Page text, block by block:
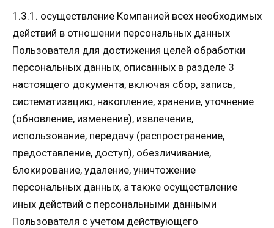
1.3.1. осуществление Компанией всех необходимых
действий в отношении персональных данных
Пользователя для достижения целей обработки
персональных данных, описанных в разделе 3
настоящего документа, включая сбор, запись,
систематизацию, накопление, хранение, уточнение
(обновление, изменение), извлечение,
использование, передачу (распространение,
предоставление, доступ), обезличивание,
блокирование, удаление, уничтожение
персональных данных, а также осуществление
иных действий с персональными данными
Пользователя с учетом действующего